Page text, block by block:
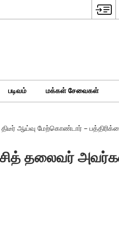
படிவம் மக்கள் சேவைகள்
ஆய்வு மேற்கொண்டார் –
தலைவர்